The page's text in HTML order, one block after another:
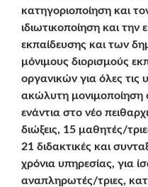
κατηγοριοποίηση και
ιδιωτικοποίηση και
εκπαίδευσης και των
μόνιμους διορισμούς
οργανικών για όλες τις
ακώλυτη μονιμοποίηση
ενάντια στο νέο
διώξεις, 15 μαθητές/
21 διδακτικές και
χρόνια υπηρεσίας, για
αναπληρωτές/τριες,